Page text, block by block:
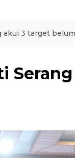
akui 3 target